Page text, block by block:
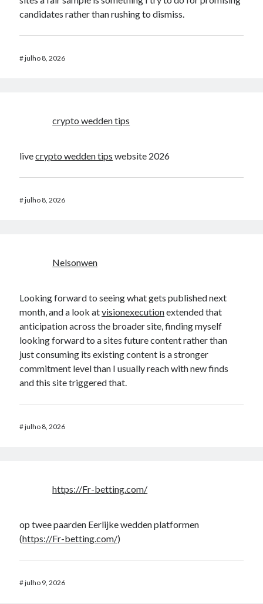
candidates rather than rushing to dismiss.
#julho 8, 2026
crypto wedden tips
livecrypto wedden tips website 2026
#julho 8, 2026
Nelsonwen
Looking forward to seeing what gets published next
month, and a look atvisionexecutionextended that
anticipation across the broader site, finding myself
looking forward to a sites future content rather than
just consuming its existing content is a stronger
commitment level than I usually reach with new finds
and this site triggered that.
#julho 8, 2026
https://Fr-betting.com/
op twee paarden Eerlijke wedden platformen
(https://Fr-betting.com/)
#julho 9, 2026